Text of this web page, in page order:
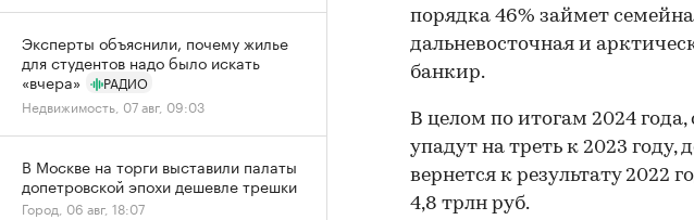
порядка 46% займет
дальневосточная и
банкир.
В целом по итогам 2024
упадут на треть к 2023 году,
вернется к результату 2022
4,8 трлн руб.
Эксперты объяснили, почему жилье
для студентов надо было искать
«вчера»
РАДИО
Недвижимость, 07 авг, 09:03
В Москве на торги выставили палаты
допетровской эпохи дешевле трешки
Город, 06 авг, 18:07